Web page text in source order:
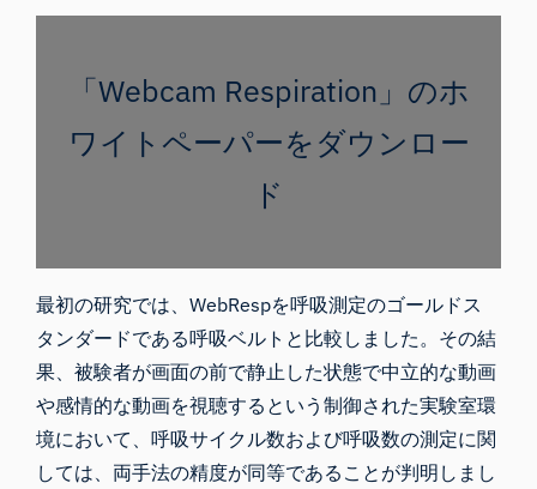
「Webcam Respiration」のホ
ワイトペーパーをダウンロー
ド
最初の研究では、WebRespを呼吸測定のゴールドス
タンダードである呼吸ベルトと比較しました。その結
果、被験者が画面の前で静止した状態で中立的な動画
や感情的な動画を視聴するという制御された実験室環
境において、呼吸サイクル数および呼吸数の測定に関
しては、両手法の精度が同等であることが判明しまし